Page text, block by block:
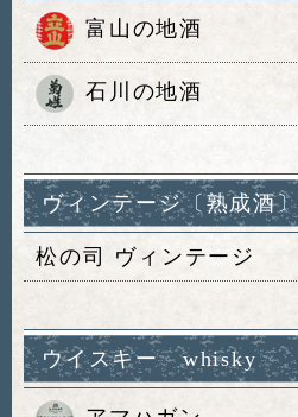
富山の地酒
石川の地酒
ヴィンテージ〔熟成酒〕
松の司 ヴィンテージ
ウイスキー whisky